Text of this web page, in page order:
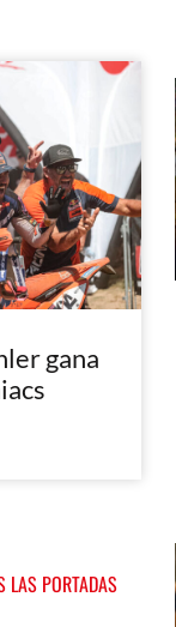
gana
LAS PORTADAS